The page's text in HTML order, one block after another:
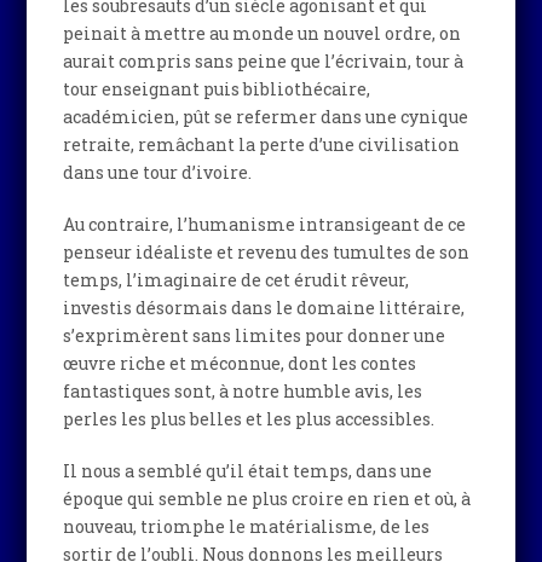
les soubresauts d’un siècle agonisant et qui
peinait à mettre au monde un nouvel ordre, on
aurait compris sans peine que l’écrivain, tour à
tour enseignant puis bibliothécaire,
académicien, pût se refermer dans une cynique
retraite, remâchant la perte d’une civilisation
dans une tour d’ivoire.
Au contraire, l’humanisme intransigeant de ce
penseur idéaliste et revenu des tumultes de son
temps, l’imaginaire de cet érudit rêveur,
investis désormais dans le domaine littéraire,
s’exprimèrent sans limites pour donner une
œuvre riche et méconnue, dont les contes
fantastiques sont, à notre humble avis, les
perles les plus belles et les plus accessibles.
Il nous a semblé qu’il était temps, dans une
époque qui semble ne plus croire en rien et où, à
nouveau, triomphe le matérialisme, de les
sortir de l’oubli. Nous donnons les meilleurs